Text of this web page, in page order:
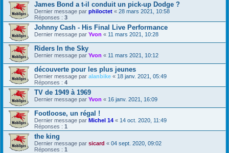
James Bond a t-il conduit un pick-up Dodge ?
Dernier message par philoctet « 28 mars 2021, 10:58
Réponses : 3
Johnny Cash - His Final Live Performance
Dernier message par Yvon « 11 mars 2021, 10:28
Riders In the Sky
Dernier message par Yvon « 11 mars 2021, 10:12
découverte pour les plus jeunes
Dernier message par alanbike « 18 janv. 2021, 05:49
Réponses : 4
TV de 1949 à 1969
Dernier message par Yvon « 16 janv. 2021, 16:09
Footloose, un régal !
Dernier message par Michel 14 « 14 oct. 2020, 11:49
Réponses : 1
the king
Dernier message par sicard « 04 sept. 2020, 09:02
Réponses : 1